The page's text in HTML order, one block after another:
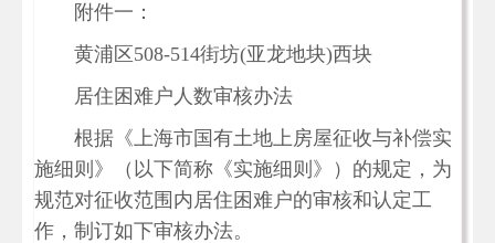
附件一：
黄浦区508-514街坊(亚龙地块)西块
居住困难户人数审核办法
根据《上海市国有土地上房屋征收与补偿实
施细则》（以下简称《实施细则》）的规定，为
规范对征收范围内居住困难户的审核和认定工
作，制订如下审核办法。